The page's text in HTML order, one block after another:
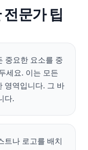
문가 팁
중요한 요소를 중
세요. 이는 모든
영역입니다. 그 바
다.
트나 로고를 배치